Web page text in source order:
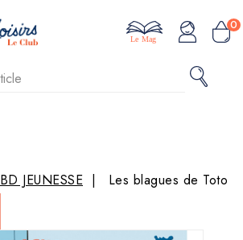
0
Le Mag
BD JEUNESSE Les blagues de Toto